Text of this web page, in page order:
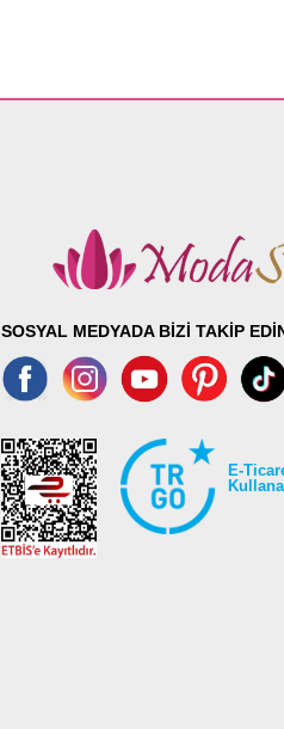
SOSYAL MEDYADA BİZİ TAKİP
E-